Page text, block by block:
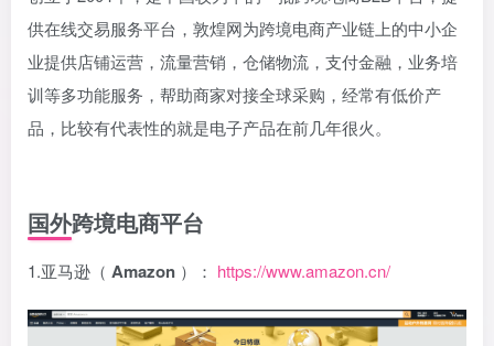
供在线交易服务平台，敦煌网为跨境电商产业链上的中小企
业提供店铺运营，流量营销，仓储物流，支付金融，业务培
训等多功能服务，帮助商家对接全球采购，经常有低价产
品，比较有代表性的就是电子产品在前几年很火。
国外跨境电商平台
1.亚马逊（ Amazon ）： https://www.amazon.cn/